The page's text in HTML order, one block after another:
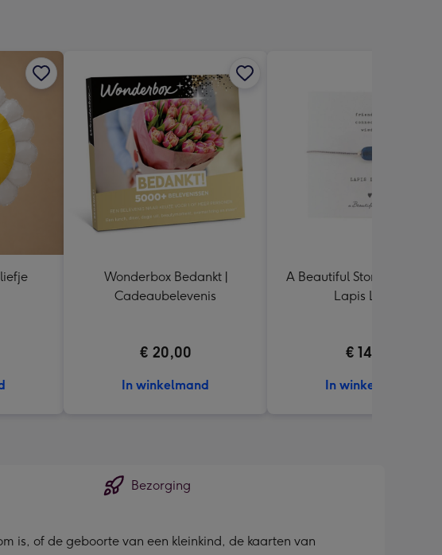
240
mm
Wonderbox Bedankt |
Cadeaubelevenis
€ 20,00
In winkelmand
A Beautiful Story |
Lapis Lazuli
€ 14,99
In winkelmand
Bezorging
is, of de geboorte van een kleinkind, de kaarten van